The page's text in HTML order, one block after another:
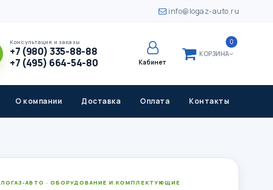
info@logaz-auto.ru
Консультация и заказы
+7 (980) 335-88-88
+7 (495) 664-54-80
Кабинет
КОРЗИНА
0
О компании Доставка Оплата Контакты
ЛОГАЗ-АВТО · ОБОРУДОВАНИЕ И КОМПЛЕКТУЮЩИЕ